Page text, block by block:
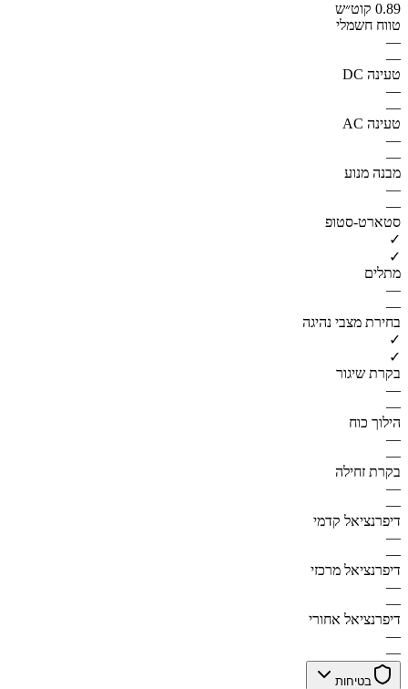
0.89 קוט״ש
טווח חשמלי
—
—
טעינה DC
—
—
טעינה AC
—
—
מבנה מנוע
—
—
סטארט-סטופ
✓
✓
מתלים
—
—
בחירת מצבי נהיגה
✓
✓
בקרת שיגור
—
—
הילוך כוח
—
—
בקרת זחילה
—
—
דיפרנציאל קדמי
—
—
דיפרנציאל מרכזי
—
—
דיפרנציאל אחורי
—
—
בטיחות